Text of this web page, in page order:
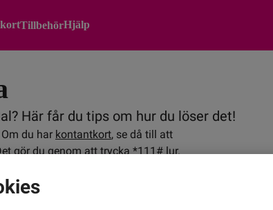
TillbehörHjälp
Här får du tips om hur du löser det!
du har kontantkort, se då till att
gör du genom att trycka *111# lur.
i flygplansläge och sedan tillbaka
mot nätet.
det fungerade då vet du att det är